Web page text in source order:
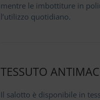
mentre le imbottiture in
l’utilizzo quotidiano.
TESSUTO
Il salotto è disponibile in